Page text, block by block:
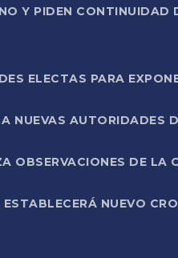
Y PIDEN
ELECTAS PARA
NUEVAS AUTORIDADES
OBSERVACIONES DE LA
NUEVO